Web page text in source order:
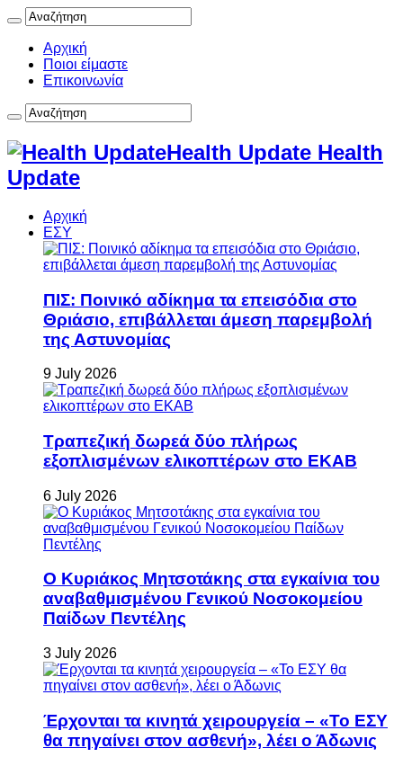
Αρχική
Ποιοι είμαστε
Επικοινωνία
Health Update Health
Update
Αρχική
ΕΣΥ
ΠΙΣ: Ποινικό αδίκημα τα επεισόδια στο
Θριάσιο, επιβάλλεται άμεση παρεμβολή
της Αστυνομίας
9 July 2026
Τραπεζική δωρεά δύο πλήρως
εξοπλισμένων ελικοπτέρων στο ΕΚΑΒ
6 July 2026
Ο Κυριάκος Μητσοτάκης στα εγκαίνια του
αναβαθμισμένου Γενικού Νοσοκομείου
Παίδων Πεντέλης
3 July 2026
Έρχονται τα κινητά χειρουργεία – «Το ΕΣΥ
θα πηγαίνει στον ασθενή», λέει ο Άδωνις